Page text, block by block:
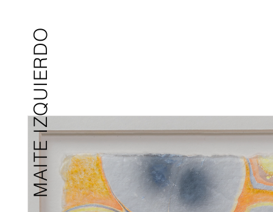
MAITE IZQUIERDO